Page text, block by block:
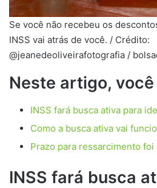
Se você não recebeu os
INSS vai atrás de você. / Crédito:
@jeanedeoliveirafotografia /
Neste artigo,
INSS fará busca ativa para
Como a busca ativa vai
Prazo para ressarcimento
INSS fará busca